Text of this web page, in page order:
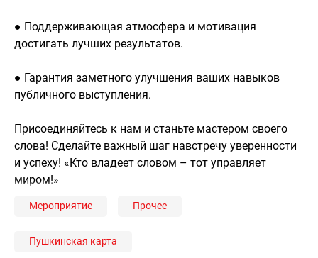
● Поддерживающая атмосфера и мотивация
достигать лучших результатов.
● Гарантия заметного улучшения ваших навыков
публичного выступления.
Присоединяйтесь к нам и станьте мастером своего
слова! Сделайте важный шаг навстречу уверенности
и успеху! «Кто владеет словом – тот управляет
миром!»
Мероприятие Прочее
Пушкинская карта